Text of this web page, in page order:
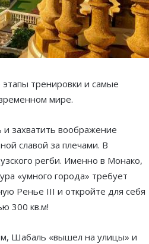
тренировки и самые
мире.
захватить воображение
славой за плечами. В
регби. Именно в Монако,
«умного города» требует
Ренье III и откройте для себя
300 кв.м!
Шабаль «вышел на улицы» и